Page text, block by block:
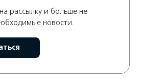
рассылку и больше не
новости.